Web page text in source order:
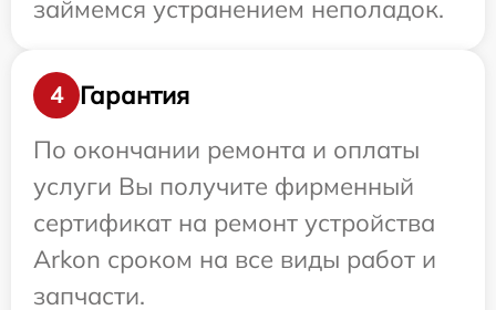
займемся устранением неполадок.
4
Гарантия
По окончании ремонта и оплаты
услуги Вы получите фирменный
сертификат на ремонт устройства
Arkon сроком на все виды работ и
запчасти.